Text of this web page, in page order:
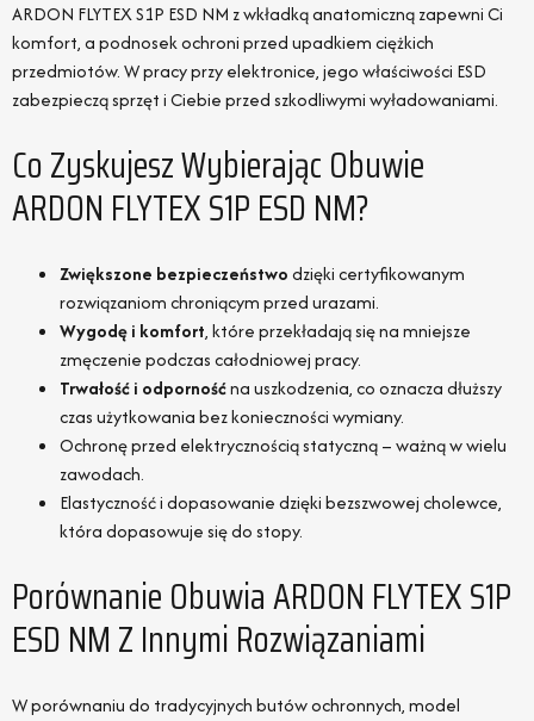
ARDON FLYTEX S1P ESD NM z wkładką anatomiczną zapewni Ci
komfort, a podnosek ochroni przed upadkiem ciężkich
przedmiotów. W pracy przy elektronice, jego właściwości ESD
zabezpieczą sprzęt i Ciebie przed szkodliwymi wyładowaniami.
Co Zyskujesz Wybierając Obuwie
ARDON FLYTEX S1P ESD NM?
Zwiększone bezpieczeństwodzięki certyfikowanym
rozwiązaniom chroniącym przed urazami.
Wygodę i komfort, które przekładają się na mniejsze
zmęczenie podczas całodniowej pracy.
Trwałość i odpornośćna uszkodzenia, co oznacza dłuższy
czas użytkowania bez konieczności wymiany.
Ochronę przed elektrycznością statyczną – ważną w wielu
zawodach.
Elastyczność i dopasowanie dzięki bezszwowej cholewce,
która dopasowuje się do stopy.
Porównanie Obuwia ARDON FLYTEX S1P
ESD NM Z Innymi Rozwiązaniami
W porównaniu do tradycyjnych butów ochronnych, model